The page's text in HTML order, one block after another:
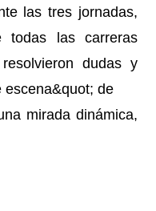
las tres jornadas,
todas las carreras
dudas y
escena&quot; de
mirada dinámica,